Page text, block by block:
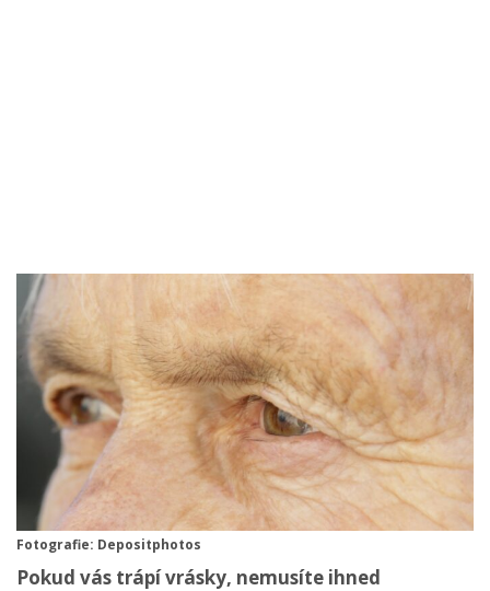
Fotografie: Depositphotos
Pokud vás trápí vrásky, nemusíte ihned